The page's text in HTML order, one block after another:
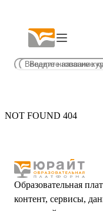
NOT FOUND 404
Образовательная
контент, сервисы,